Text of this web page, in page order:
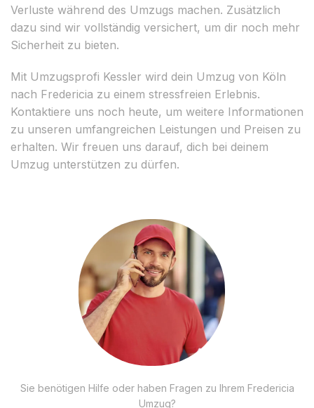
Verluste während des Umzugs machen. Zusätzlich
dazu sind wir vollständig versichert, um dir noch mehr
Sicherheit zu bieten.
Mit Umzugsprofi Kessler wird dein Umzug von Köln
nach Fredericia zu einem stressfreien Erlebnis.
Kontaktiere uns noch heute, um weitere Informationen
zu unseren umfangreichen Leistungen und Preisen zu
erhalten. Wir freuen uns darauf, dich bei deinem
Umzug unterstützen zu dürfen.
Sie benötigen Hilfe oder haben Fragen zu Ihrem Fredericia
Umzug?